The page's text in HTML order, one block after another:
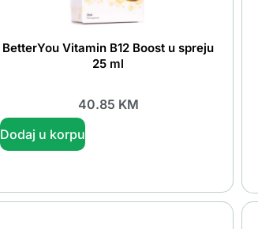
BetterYou Vitamin B12 Boost u spreju
25 ml
40.85 KM
Dodaj u korpu